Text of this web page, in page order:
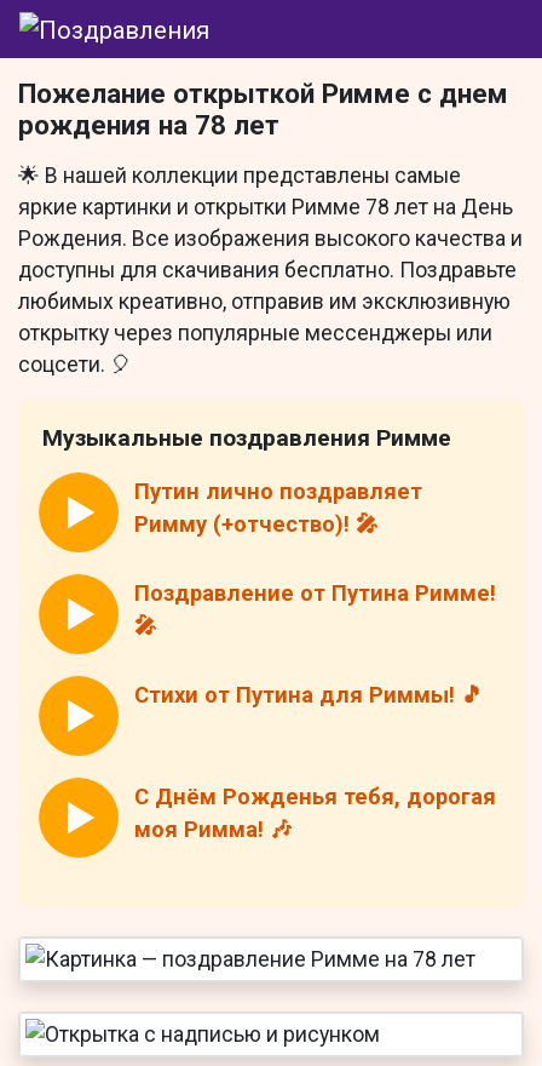
Пожелание открыткой Римме с днем
рождения на 78 лет
🌟 В нашей коллекции представлены самые
яркие картинки и открытки Римме 78 лет на День
Рождения. Все изображения высокого качества и
доступны для скачивания бесплатно. Поздравьте
любимых креативно, отправив им эксклюзивную
открытку через популярные мессенджеры или
соцсети. 🎈
Музыкальные поздравления Римме
Путин лично поздравляет
Римму (+отчество)! 🎤
Поздравление от Путина Римме!
🎤
Стихи от Путина для Риммы! 🎵
С Днём Рожденья тебя, дорогая
моя Римма! 🎶